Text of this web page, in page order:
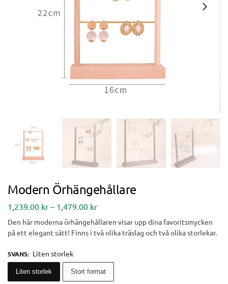
Modern Örhängehållare
1,239.00 kr – 1,479.00 kr
Den här moderna örhängehållaren visar upp dina favoritsmycken
på ett elegant sätt! Finns i två olika träslag och två olika storlekar.
SVANS: Liten storlek
Liten storlek Stort format